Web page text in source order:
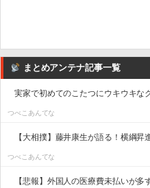
まとめアンテナ記事一覧
実家で初めてのこたつにウキウキな
つべこあんてな
【大相撲】藤井康生が語る！横綱昇
つべこあんてな
【悲報】外国人の医療費未払いが